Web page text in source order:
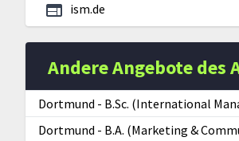
ism.de
Andere Angebote des
Dortmund - B.Sc. (International
Dortmund - B.A. (Marketing &